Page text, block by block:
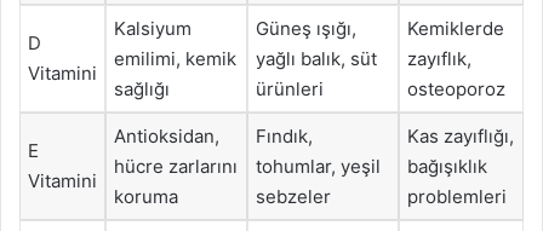
D
Vitamini
Kalsiyum
emilimi, kemik
sağlığı
Güneş ışığı,
yağlı balık, süt
ürünleri
Kemiklerde
zayıflık,
osteoporoz
E
Vitamini
Antioksidan,
hücre zarlarını
koruma
Fındık,
tohumlar, yeşil
sebzeler
Kas zayıflığı,
bağışıklık
problemleri